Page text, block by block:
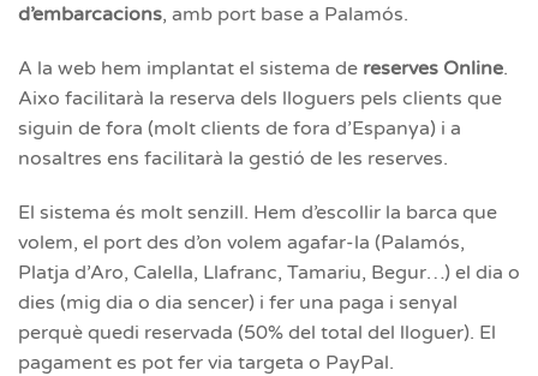
d’embarcacions, amb port base a Palamós.
A la web hem implantat el sistema de reserves Online.
Aixo facilitarà la reserva dels lloguers pels clients que
siguin de fora (molt clients de fora d’Espanya) i a
nosaltres ens facilitarà la gestió de les reserves.
El sistema és molt senzill. Hem d’escollir la barca que
volem, el port des d’on volem agafar-la (Palamós,
Platja d’Aro, Calella, Llafranc, Tamariu, Begur…) el dia o
dies (mig dia o dia sencer) i fer una paga i senyal
perquè quedi reservada (50% del total del lloguer). El
pagament es pot fer via targeta o PayPal.